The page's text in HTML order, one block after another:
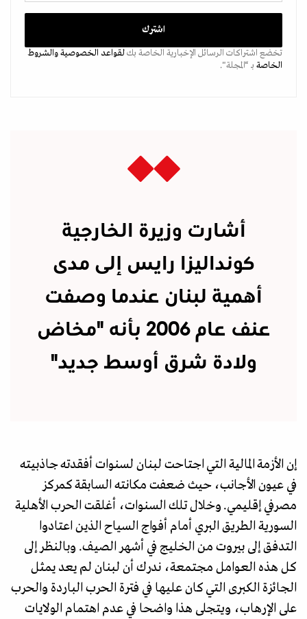
تخضع اشتراكات الرسائل الإخبارية الخاصة بكلقواعد الخصوصيةوالشروط
الخاصة بـ “المجلة".
أشارت وزيرة الخارجية
كونداليزا رايس إلى مدى
أهمية لبنان عندما وصفت
عنف عام 2006 بأنه "مخاض
ولادة شرق أوسط جديد"
إن الأزمة المالية التي اجتاحت لبنان لسنوات أفقدته جاذبيته
في عيون الأجانب، حيث ضعفت مكانته السابقة كمركز
مصرفي إقليمي. وخلال تلك السنوات، أغلقت الحرب الأهلية
السورية الطريق البري أمام أفواج السياح الذين اعتادوا
التدفق إلى بيروت من الخليج في أشهر الصيف. وبالنظر إلى
كل هذه العوامل مجتمعة، ندرك أن لبنان لم يعد يمثل
الجائزة الكبرى التي كان عليها في فترة الحرب الباردة والحرب
على الإرهاب، ويتجلى هذا واضحا في عدم اهتمام الولايات